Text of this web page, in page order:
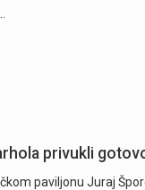
privukli
paviljonu Juraj